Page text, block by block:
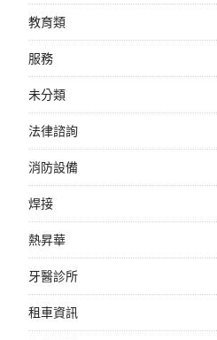
教育類
服務
未分類
法律諮詢
消防設備
焊接
熱昇華
牙醫診所
租車資訊